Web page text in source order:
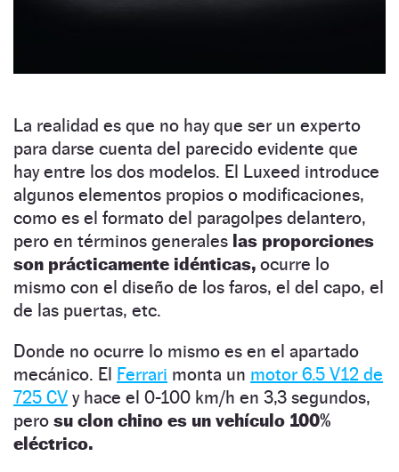
La realidad es que no hay que ser un experto
para darse cuenta del parecido evidente que
hay entre los dos modelos. El Luxeed introduce
algunos elementos propios o modificaciones,
como es el formato del paragolpes delantero,
pero en términos generales las proporciones
son prácticamente idénticas, ocurre lo
mismo con el diseño de los faros, el del capo, el
de las puertas, etc.
Donde no ocurre lo mismo es en el apartado
mecánico. El Ferrari monta un motor 6.5 V12 de
725 CV y hace el 0-100 km/h en 3,3 segundos,
pero su clon chino es un vehículo 100%
eléctrico.